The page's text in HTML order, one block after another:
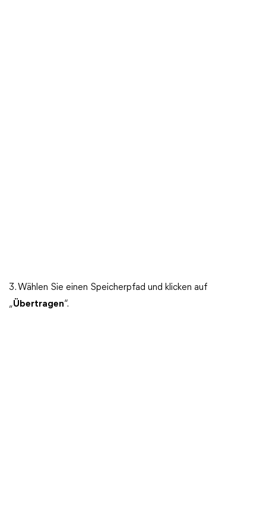
3. Wählen Sie einen Speicherpfad und klicken auf
„Übertragen“.